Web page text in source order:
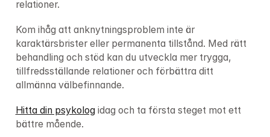
relationer.
Kom ihåg att anknytningsproblem inte är
karaktärsbrister eller permanenta tillstånd. Med rätt
behandling och stöd kan du utveckla mer trygga,
tillfredsställande relationer och förbättra ditt
allmänna välbefinnande.
Hitta din psykolog idag och ta första steget mot ett
bättre mående.